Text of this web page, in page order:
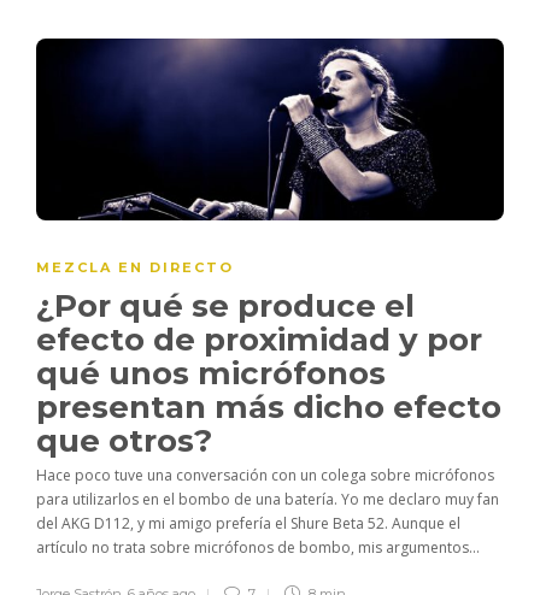
MEZCLA EN DIRECTO
¿Por qué se produce el
efecto de proximidad y por
qué unos micrófonos
presentan más dicho efecto
que otros?
Hace poco tuve una conversación con un colega sobre micrófonos
para utilizarlos en el bombo de una batería. Yo me declaro muy fan
del AKG D112, y mi amigo prefería el Shure Beta 52. Aunque el
artículo no trata sobre micrófonos de bombo, mis argumentos...